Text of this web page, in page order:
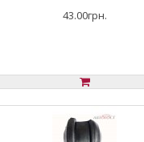
43.00грн.